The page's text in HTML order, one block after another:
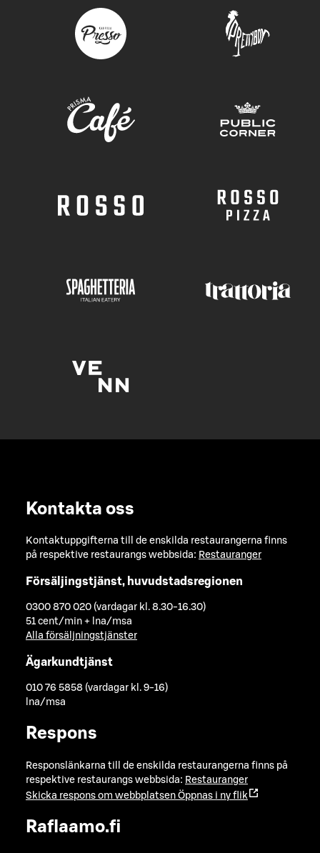
Kontakta oss
Kontaktuppgifterna till de enskilda restaurangerna finns
på respektive restaurangs webbsida: Restauranger
Försäljingstjänst, huvudstadsregionen
0300 870 020 (vardagar kl. 8.30-16.30)
51 cent/min + lna/msa
Alla försäljningstjänster
Ägarkundtjänst
010 76 5858 (vardagar kl. 9-16)
lna/msa
Respons
Responslänkarna till de enskilda restaurangerna finns på
respektive restaurangs webbsida: Restauranger
Skicka respons om webbplatsen Öppnas i ny flik
Raflaamo.fi